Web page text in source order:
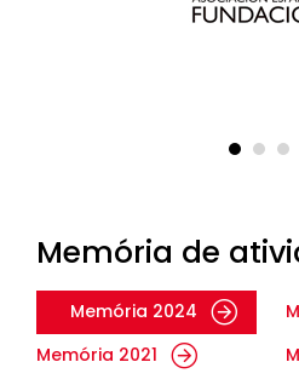
Memória de
Memória 2024
Memória 2021